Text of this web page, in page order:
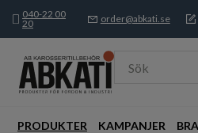
040-22 00
20
order@abkati.se
Sök
PRODUKTER KAMPANJER